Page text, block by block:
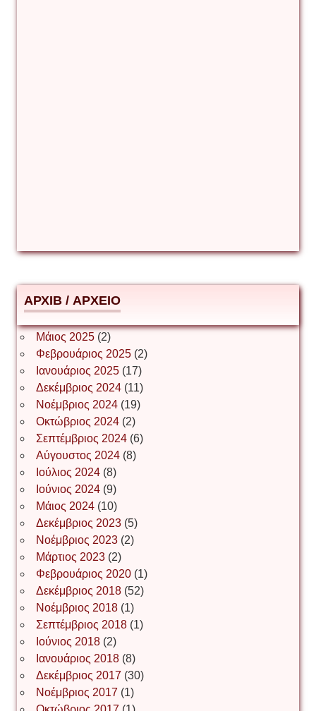
Δημήτριος Ζακοντινός
ΕΥΑΓΓΕΛΟΣ ΜΩΚΟΣ
Ιωάννης Σ. Παπαφλωράτος
ΝΙΚΟΣ ΓΑΤΟΣ
Νίκος Λυγερός
Іван Буртик
Іван Наконечний
Інга Короткевич
Ірина Ключковська
АРХІВ / ΑΡΧΕΙΟ
Μάιος 2025(2)
Φεβρουάριος 2025(2)
Ιανουάριος 2025(17)
Δεκέμβριος 2024(11)
Νοέμβριος 2024(19)
Οκτώβριος 2024(2)
Σεπτέμβριος 2024(6)
Αύγουστος 2024(8)
Ιούλιος 2024(8)
Ιούνιος 2024(9)
Μάιος 2024(10)
Δεκέμβριος 2023(5)
Νοέμβριος 2023(2)
Μάρτιος 2023(2)
Φεβρουάριος 2020(1)
Δεκέμβριος 2018(52)
Νοέμβριος 2018(1)
Σεπτέμβριος 2018(1)
Ιούνιος 2018(2)
Ιανουάριος 2018(8)
Δεκέμβριος 2017 (30)
Νοέμβριος 2017 (1)